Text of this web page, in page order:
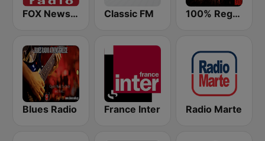
FOX News Radio Classic FM 100% Reggaeton Radio
Blues Radio France Inter Radio Marte